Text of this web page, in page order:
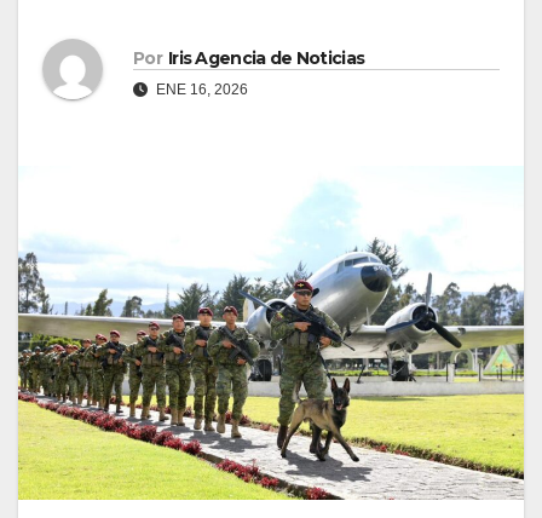
Por Iris Agencia de Noticias
ENE 16, 2026